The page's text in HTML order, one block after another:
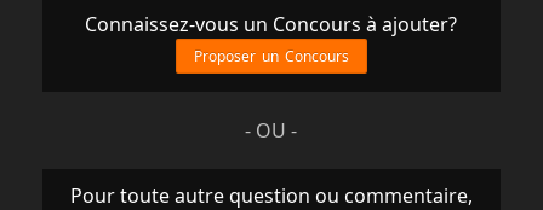
Connaissez-vous un Concours à ajouter?
Proposer un Concours
- OU -
Pour toute autre question ou commentaire,